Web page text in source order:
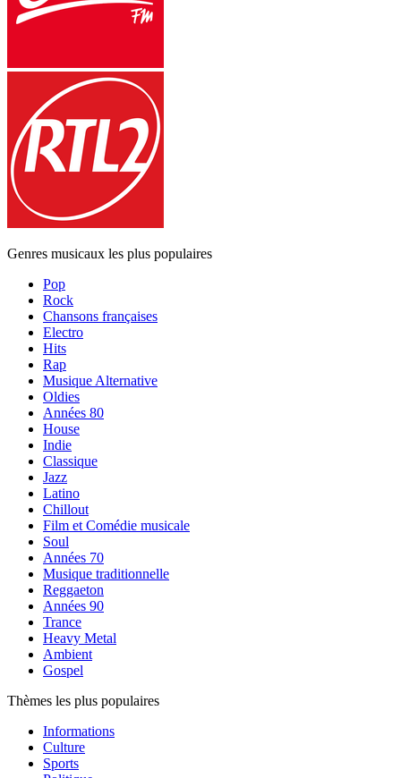
Genres musicaux les plus populaires
Pop
Rock
Chansons françaises
Electro
Hits
Rap
Musique Alternative
Oldies
Années 80
House
Indie
Classique
Jazz
Latino
Chillout
Film et Comédie musicale
Soul
Années 70
Musique traditionnelle
Reggaeton
Années 90
Trance
Heavy Metal
Ambient
Gospel
Thèmes les plus populaires
Informations
Culture
Sports